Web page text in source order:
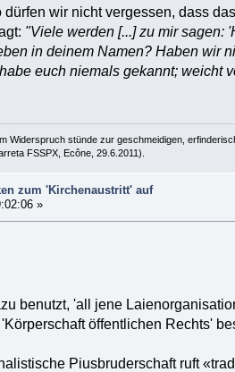
wir nicht vergessen, dass
"Viele werden [...] zu mir sagen:
in deinem Namen? Haben wir
euch niemals gekannt; weicht
Widerspruch stünde zur geschmeidigen,
FSSPX, Ecône, 29.6.2011).
zum 'Kirchenaustritt' auf
»
benutzt, 'all jene
öffentlichen Rechts'
Piusbruderschaft ruft